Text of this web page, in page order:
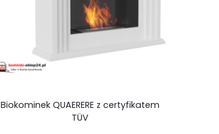
Biokominek QUAERERE z certyfikatem
TÜV